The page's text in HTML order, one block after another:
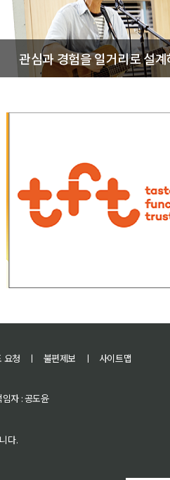
관심과 경험을 일거리로 설계
요청 ㅣ 불편제보 ㅣ
사이트맵
자 : 공도윤
다.